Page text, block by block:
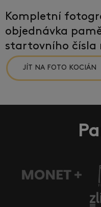
Kompletní
objednávka
startovního čísla
JÍT NA FOTO KOCIÁN